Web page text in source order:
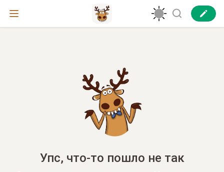
Упс, что-то пошло не так